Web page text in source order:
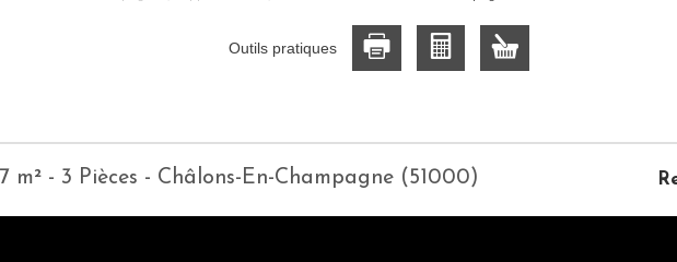
Outils pratiques
m² - 3 Pièces - Châlons-En-Champagne (51000)